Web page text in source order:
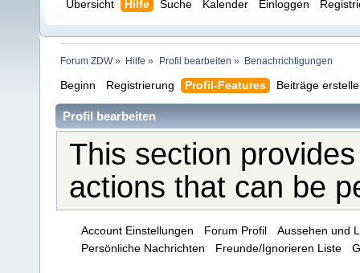
Übersicht Hilfe Suche Kalender Einloggen
Forum ZDW» Hilfe » Profil bearbeiten » Benachrichtigungen
Beginn Registrierung Profil-Features Beiträge
Profil bearbeiten
This section
actions that can be
Account Einstellungen Forum Profil
Aussehen und
Persönliche Nachrichten
Freunde/Ignorieren Liste